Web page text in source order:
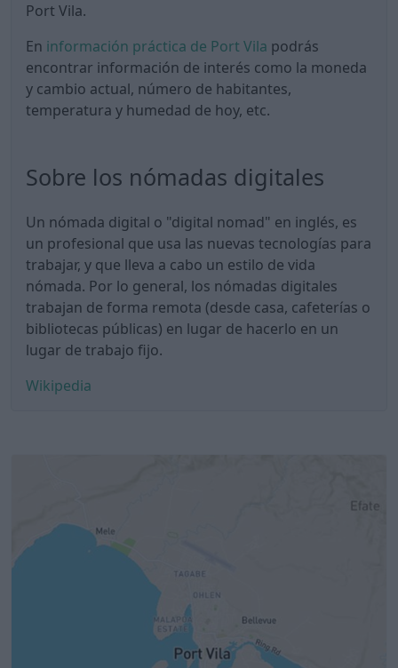
Port Vila.
En información práctica de Port Vila podrás
encontrar información de interés como la moneda
y cambio actual, número de habitantes,
temperatura y humedad de hoy, etc.
Sobre los nómadas digitales
Un nómada digital o "digital nomad" en inglés, es
un profesional que usa las nuevas tecnologías para
trabajar, y que lleva a cabo un estilo de vida
nómada. Por lo general, los nómadas digitales
trabajan de forma remota (desde casa, cafeterías o
bibliotecas públicas) en lugar de hacerlo en un
lugar de trabajo fijo.
Wikipedia